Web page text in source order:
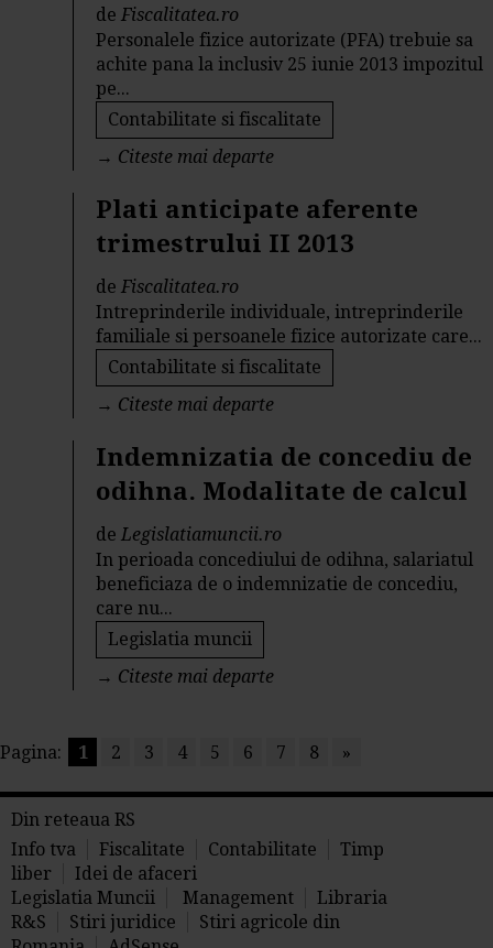
deFiscalitatea.ro
Personalele fizice autorizate (PFA) trebuie sa
achite pana la inclusiv 25 iunie 2013 impozitul
pe...
Contabilitate si fiscalitate
→ Citeste mai departe
Plati anticipate aferente
trimestrului II 2013
deFiscalitatea.ro
Intreprinderile individuale, intreprinderile
familiale si persoanele fizice autorizate care...
Contabilitate si fiscalitate
→ Citeste mai departe
Indemnizatia de concediu de
odihna. Modalitate de calcul
deLegislatiamuncii.ro
In perioada concediului de odihna, salariatul
beneficiaza de o indemnizatie de concediu,
care nu...
Legislatia muncii
→ Citeste mai departe
Pagina: 1 2 3 4 5 6 7 8 »
Din reteaua RS
Info tva
Fiscalitate Contabilitate
Timp
liber
Idei de afaceri
Legislatia Muncii
Management
Libraria
R&S
Stiri juridice
Stiri agricole din